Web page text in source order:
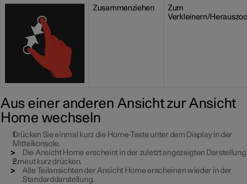
Zusammenziehen
Zum
Verkleinern/
Aus einer anderen Ansicht zur Ansicht
Home wechseln
Drücken Sie einmal kurz die Home-Taste unter dem Display in der
Mittelkonsole.
Die Ansicht Home erscheint in der zuletzt angezeigten Darstellung.
Erneut kurz drücken.
Alle Teilansichten der Ansicht Home erscheinen wieder in der
Standarddarstellung.